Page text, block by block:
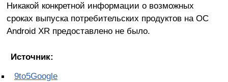
Никакой конкретной информации о возможных
сроках выпуска потребительских продуктов на ОС
Android XR предоставлено не было.
Источник:
9to5Google